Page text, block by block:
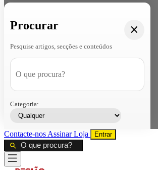
Procurar
Pesquise artigos, secções e conteúdos
Categoria:
Contacte-nos AssinarLoja Entrar